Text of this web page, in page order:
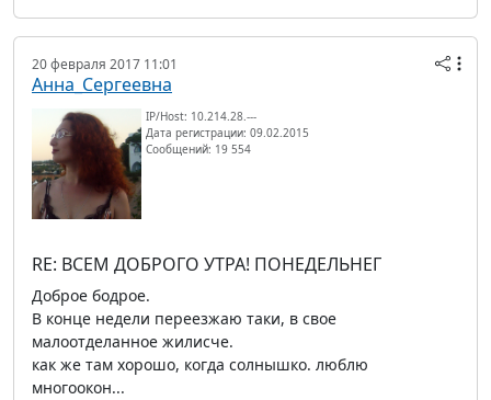
20 февраля 2017 11:01
Анна_Сергеевна
IP/Host: 10.214.28.---
Дата регистрации: 09.02.2015
Сообщений: 19 554
RE: ВСЕМ ДОБРОГО УТРА! ПОНЕДЕЛЬНЕГ
Доброе бодрое.
В конце недели переезжаю таки, в свое
малоотделанное жилисче.
как же там хорошо, когда солнышко. люблю
многоокон...